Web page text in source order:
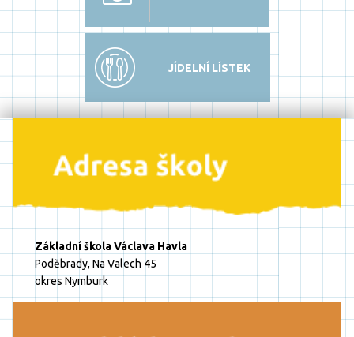
JÍDELNÍ LÍSTEK
Základní škola Václava Havla
Poděbrady, Na Valech 45
okres Nymburk